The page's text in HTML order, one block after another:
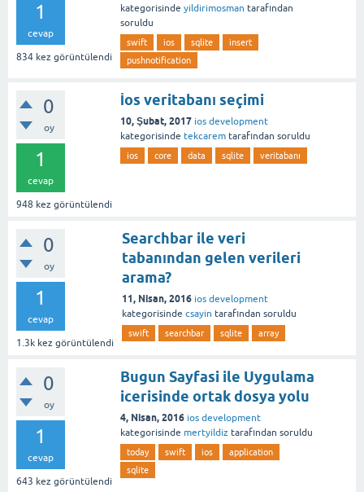
1
cevap
834 kez görüntülendi
kategorisinde yildirimosman tarafından
soruldu
swift ios sqlite
insert
pushnotification
0
oy
1
cevap
948 kez görüntülendi
İos veritabanı seçimi
10, Şubat, 2017 ios development
kategorisinde tekcarem tarafından soruldu
ios core data sqlite veritabanı
0
oy
1
cevap
1.3k kez görüntülendi
Searchbar ile veri
tabanından gelen verileri
arama?
11, Nisan, 2016 ios development
kategorisinde csayin tarafından soruldu
swift searchbar sqlite array
0
oy
1
cevap
643 kez görüntülendi
Bugun Sayfasi ile Uygulama
icerisinde ortak dosya yolu
4, Nisan, 2016 ios development
kategorisinde mertyildiz tarafından soruldu
today swift ios
application
sqlite